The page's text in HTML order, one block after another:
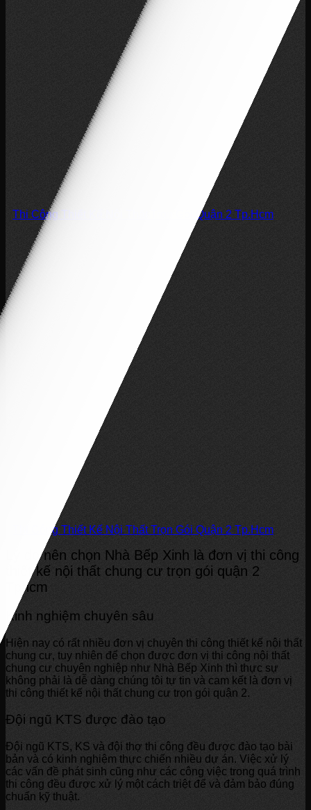
Thi Công Thiết Kế Nội Thất Trọn Gói Quận 2 Tp.Hcm
Thi Công Thiết Kế Nội Thất Trọn Gói Quận 2 Tp.Hcm
Lý do nên chọn Nhà Bếp Xinh là đơn vị thi công
thiết kế nội thất chung cư trọn gói quận 2
Tphcm
Kinh nghiệm chuyên sâu
Hiện nay có rất nhiều đơn vị chuyên thi công thiết kế nội thất
chung cư, tuy nhiên để chọn được đơn vị thi công nội thất
chung cư chuyên nghiệp như Nhà Bếp Xinh thì thực sự
không phải là dễ dàng chúng tôi tự tin và cam kết là đơn vị
thi công thiết kế nội thất chung cư trọn gói quận 2.
Đội ngũ KTS được đào tạo
Đội ngũ KTS, KS và đội thợ thi công đều được đào tạo bài
bản và có kinh nghiệm thực chiến nhiều dự án. Việc xử lý
các vấn đề phát sinh cũng như các công việc trong quá trình
thi công đều được xử lý một cách triệt để và đảm bảo đúng
chuẩn kỹ thuật.